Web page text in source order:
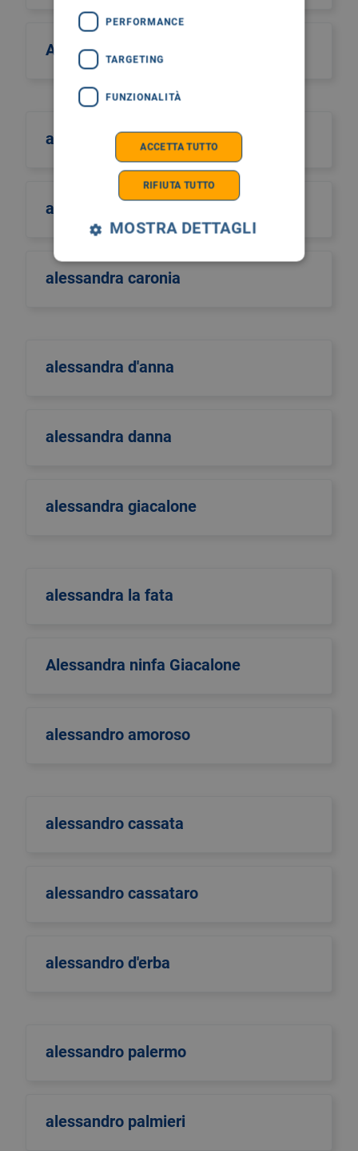
Alcos Zahar
aldo scarpa
aldo sinigaglia
alessandra caronia
alessandra d'anna
alessandra danna
alessandra giacalone
alessandra la fata
Alessandra ninfa Giacalone
alessandro amoroso
alessandro cassata
alessandro cassataro
alessandro d'erba
alessandro palermo
alessandro palmieri
PERFORMANCE
TARGETING
FUNZIONALITÀ
ACCETTA TUTTO
RIFIUTA TUTTO
MOSTRA DETTAGLI